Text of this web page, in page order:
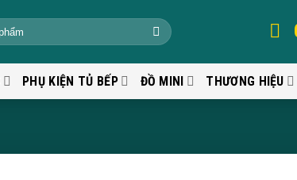
PHỤ KIỆN TỦ BẾP ĐỒ MINI THƯƠNG HIỆU